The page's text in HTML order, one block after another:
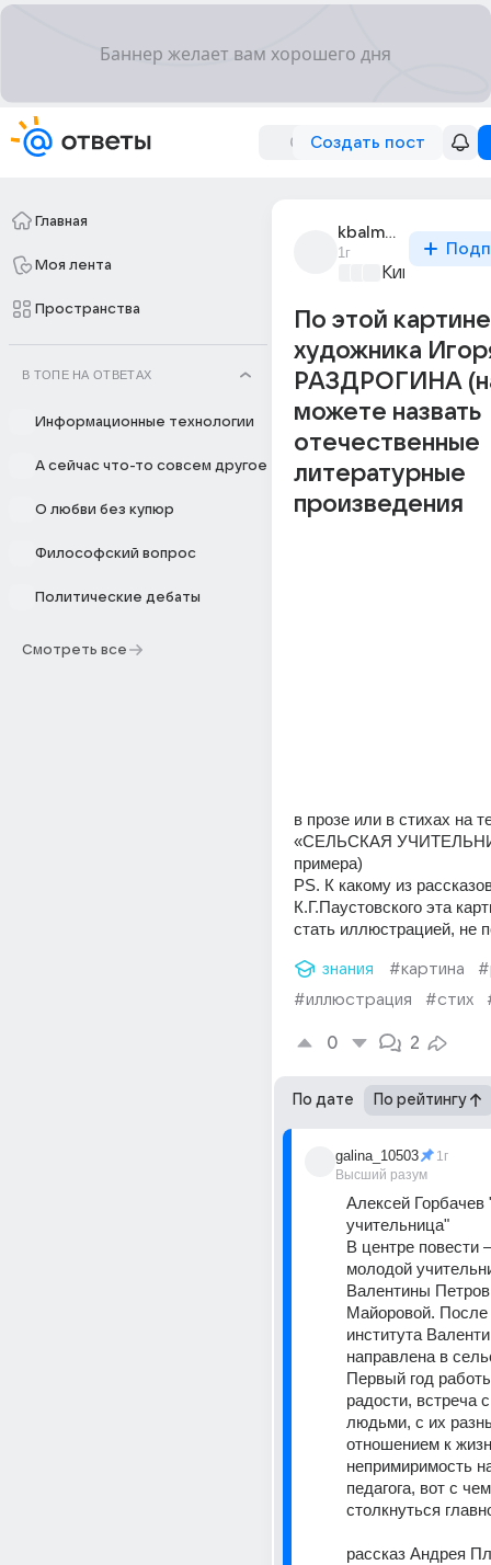
Создать пост
Главная
Моя лента
Пространства
В ТОПЕ НА ОТВЕТАХ
Информационные технологии
А сейчас что-то совсем другое
О любви без купюр
Философский вопрос
Политические дебаты
Смотреть все
kbalmont
1г
Киномания
По этой картине
художника
РАЗДРОГИНА
можете назвать
отечественные
литературные
произведения
в прозе или в стихах на
«СЕЛЬСКАЯ
примера)
PS. К какому из
К.Г.Паустовского эта
стать иллюстрацией, не
знания #картина
#иллюстрация
#стих
0 2
По дате По рейтингу
galina_10503
Высший разум
1г
Алексей Горбачев
учительница"
В центре повести
молодой
Валентины
Майоровой. После
института
направлена в
Первый год
радости, встреча
людьми, с их
отношением к
непримиримость
педагога, вот с
столкнуться
рассказ Андрея